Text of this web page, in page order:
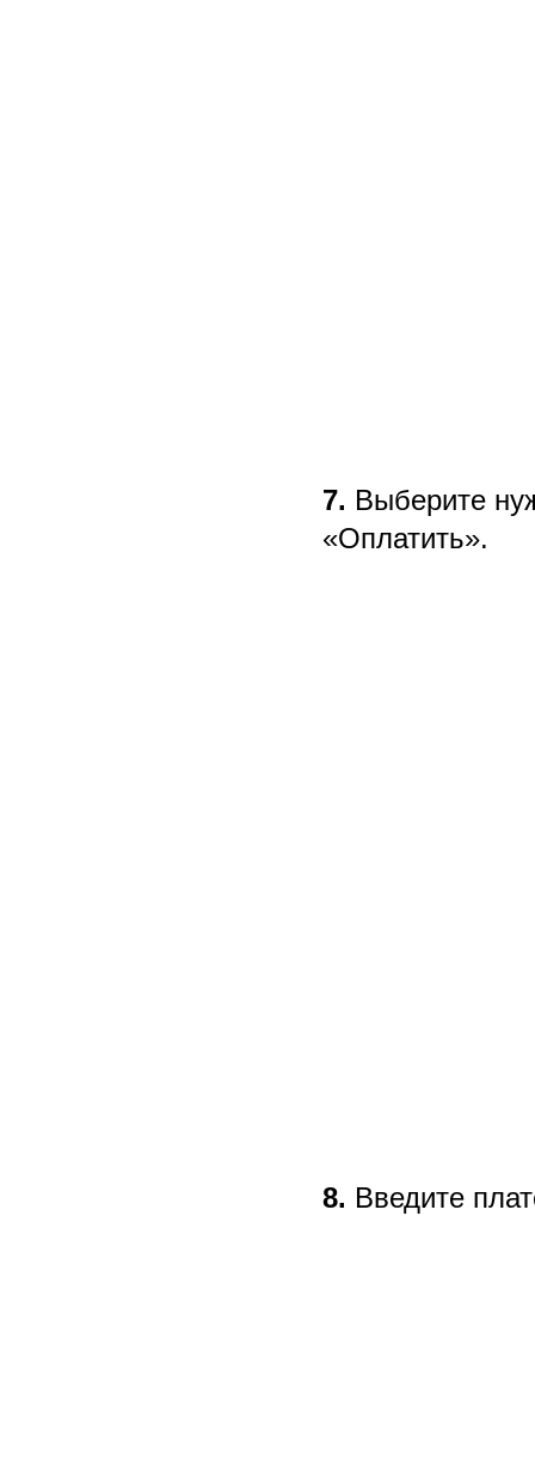
7. Выберите
«Оплатить».
8. Введите